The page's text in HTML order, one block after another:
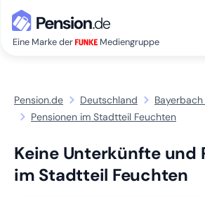
Eine Marke der Mediengruppe
Pension.de Deutschland
Pensionen im Stadtteil Feuchten
Keine Unterkünfte und
im Stadtteil Feuchten